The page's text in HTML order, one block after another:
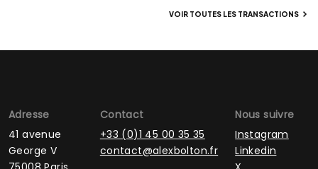
VOIR TOUTES LES TRANSACTIONS
Adresse
41 avenue
George V
Contact
+33 (0)1 45 00 35 35
contact@alexbolton.fr
Nous suivre
Instagram
Linkedin